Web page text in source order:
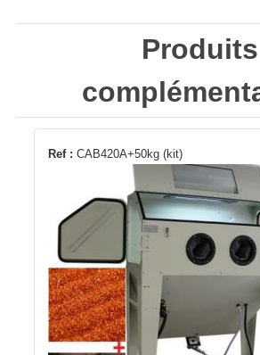
Produits
Ref : CAB420A+50kg (kit)